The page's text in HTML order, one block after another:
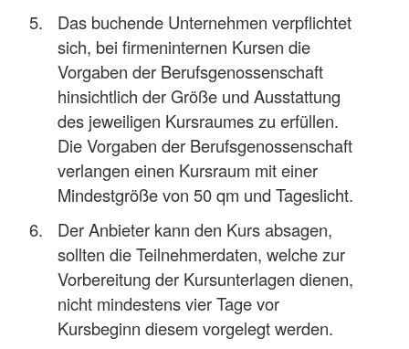
Das buchende Unternehmen verpflichtet
sich, bei firmeninternen Kursen die
Vorgaben der Berufsgenossenschaft
hinsichtlich der Größe und Ausstattung
des jeweiligen Kursraumes zu erfüllen.
Die Vorgaben der Berufsgenossenschaft
verlangen einen Kursraum mit einer
Mindestgröße von 50 qm und Tageslicht.
Der Anbieter kann den Kurs absagen,
sollten die Teilnehmerdaten, welche zur
Vorbereitung der Kursunterlagen dienen,
nicht mindestens vier Tage vor
Kursbeginn diesem vorgelegt werden.